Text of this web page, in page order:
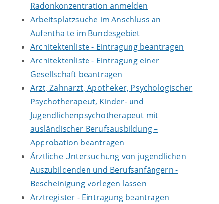
Radonkonzentration anmelden
Arbeitsplatzsuche im Anschluss an
Aufenthalte im Bundesgebiet
Architektenliste - Eintragung beantragen
Architektenliste - Eintragung einer
Gesellschaft beantragen
Arzt, Zahnarzt, Apotheker, Psychologischer
Psychotherapeut, Kinder- und
Jugendlichenpsychotherapeut mit
ausländischer Berufsausbildung –
Approbation beantragen
Ärztliche Untersuchung von jugendlichen
Auszubildenden und Berufsanfängern -
Bescheinigung vorlegen lassen
Arztregister - Eintragung beantragen